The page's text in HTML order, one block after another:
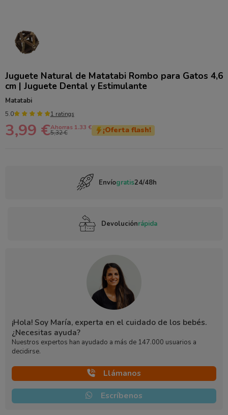
Juguete Natural de Matatabi Rombo para Gatos 4,6
cm | Juguete Dental y Estimulante
Matatabi
5.0 1 ratings
3,99 €Ahorras 1.33 €
5,32 € ¡Oferta flash!
Envíogratis24/48h
Devoluciónrápida
¡Hola! Soy María, experta en el cuidado de los bebés.
¿Necesitas ayuda?
Nuestros expertos han ayudado a más de 147.000 usuarios a
decidirse.
Llámanos
Escríbenos